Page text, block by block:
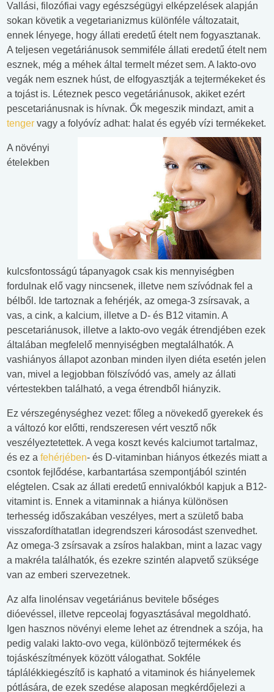
Vallási, filozófiai vagy egészségügyi elképzelések alapján
sokan követik a vegetarianizmus különféle változatait,
ennek lényege, hogy állati eredetű ételt nem fogyasztanak.
A teljesen vegetáriánusok semmiféle állati eredetű ételt nem
esznek, még a méhek által termelt mézet sem. A lakto-ovo
vegák nem esznek húst, de elfogyasztják a tejtermékeket és
a tojást is. Léteznek pesco vegetáriánusok, akiket ezért
pescetariánusnak is hívnak. Ők megeszik mindazt, amit a
tenger vagy a folyóvíz adhat: halat és egyéb vízi termékeket.
A növényi
ételekben
kulcsfontosságú tápanyagok csak kis mennyiségben
fordulnak elő vagy nincsenek, illetve nem szívódnak fel a
bélből. Ide tartoznak a fehérjék, az omega-3 zsírsavak, a
vas, a cink, a kalcium, illetve a D- és B12 vitamin. A
pescetariánusok, illetve a lakto-ovo vegák étrendjében ezek
általában megfelelő mennyiségben megtalálhatók. A
vashiányos állapot azonban minden ilyen diéta esetén jelen
van, mivel a legjobban fölszívódó vas, amely az állati
vértestekben található, a vega étrendből hiányzik.
Ez vérszegénységhez vezet: főleg a növekedő gyerekek és
a változó kor előtti, rendszeresen vért vesztő nők
veszélyeztetettek. A vega koszt kevés kalciumot tartalmaz,
és ez a fehérjében- és D-vitaminban hiányos étkezés miatt a
csontok fejlődése, karbantartása szempontjából szintén
elégtelen. Csak az állati eredetű ennivalókból kapjuk a B12-
vitamint is. Ennek a vitaminnak a hiánya különösen
terhesség időszakában veszélyes, mert a születő baba
visszafordíthatatlan idegrendszeri károsodást szenvedhet.
Az omega-3 zsírsavak a zsíros halakban, mint a lazac vagy
a makréla találhatók, és ezekre szintén alapvető szüksége
van az emberi szervezetnek.
Az alfa linolénsav vegetáriánus bevitele bőséges
dióevéssel, illetve repceolaj fogyasztásával megoldható.
Igen hasznos növényi eleme lehet az étrendnek a szója, ha
pedig valaki lakto-ovo vega, különböző tejtermékek és
tojáskészítmények között válogathat. Sokféle
táplálékkiegészítő is kapható a vitaminok és hiányelemek
pótlására, de ezek szedése alaposan megkérdőjelezi a